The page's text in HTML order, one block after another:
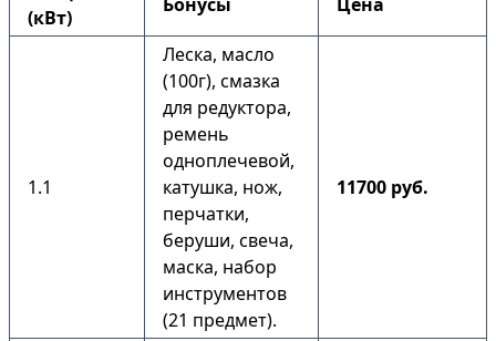
(кВт)
1.1
Леска, масло
(100г), смазка
для редуктора,
ремень
одноплечевой,
катушка, нож,
перчатки,
беруши, свеча,
маска, набор
инструментов
(21 предмет).
11700 руб.